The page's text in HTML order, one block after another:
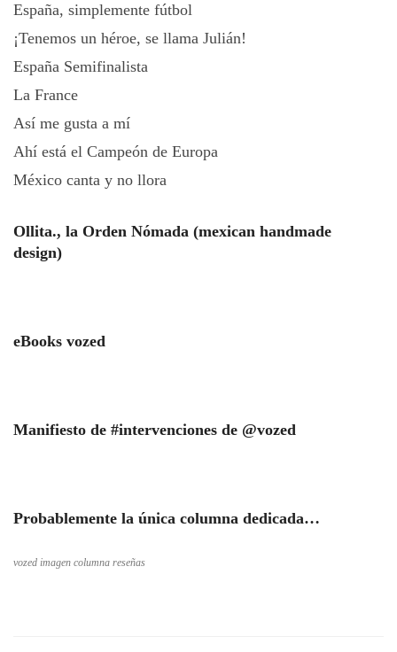
España, simplemente fútbol
¡Tenemos un héroe, se llama Julián!
España Semifinalista
La France
Así me gusta a mí
Ahí está el Campeón de Europa
México canta y no llora
Ollita., la Orden Nómada (mexican handmade
design)
eBooks vozed
Manifiesto de #intervenciones de @vozed
Probablemente la única columna dedicada…
vozed imagen columna reseñas